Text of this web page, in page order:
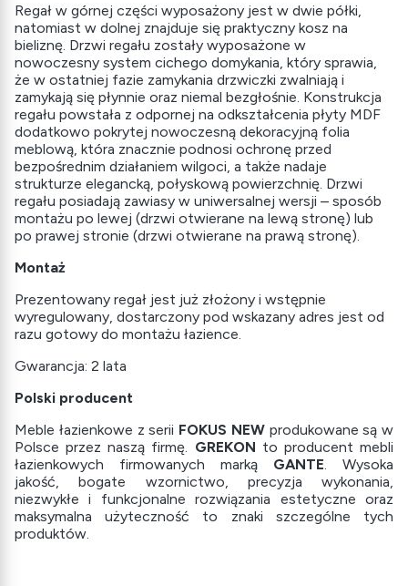
Regał w górnej części wyposażony jest w dwie półki,
natomiast w dolnej znajduje się praktyczny kosz na
bieliznę. Drzwi regału zostały wyposażone w
nowoczesny system cichego domykania, który sprawia,
że w ostatniej fazie zamykania drzwiczki zwalniają i
zamykają się płynnie oraz niemal bezgłośnie. Konstrukcja
regału powstała z odpornej na odkształcenia płyty MDF
dodatkowo pokrytej nowoczesną dekoracyjną folia
meblową, która znacznie podnosi ochronę przed
bezpośrednim działaniem wilgoci, a także nadaje
strukturze elegancką, połyskową powierzchnię. Drzwi
regału posiadają zawiasy w uniwersalnej wersji – sposób
montażu po lewej (drzwi otwierane na lewą stronę) lub
po prawej stronie (drzwi otwierane na prawą stronę).
Montaż
Prezentowany regał jest już złożony i wstępnie
wyregulowany, dostarczony pod wskazany adres jest od
razu gotowy do montażu łazience.
Gwarancja: 2 lata
Polski producent
Meble łazienkowe z serii FOKUS NEWprodukowane są w
Polsce przez naszą firmę. GREKON to producent mebli
łazienkowych firmowanych marką GANTE . Wysoka
jakość, bogate wzornictwo, precyzja wykonania,
niezwykłe i funkcjonalne rozwiązania estetyczne oraz
maksymalna użyteczność to znaki szczególne tych
produktów.